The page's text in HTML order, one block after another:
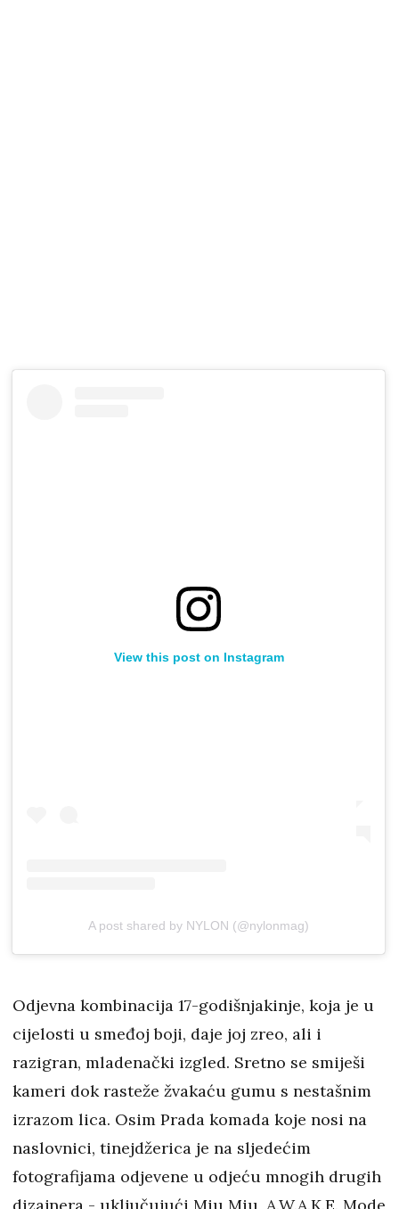
View this post on Instagram
A post shared by NYLON (@nylonmag)
Odjevna kombinacija 17-godišnjakinje, koja je u
cijelosti u smeđoj boji, daje joj zreo, ali i
razigran, mladenački izgled. Sretno se smiješi
kameri dok rasteže žvakaću gumu s nestašnim
izrazom lica. Osim Prada komada koje nosi na
naslovnici, tinejdžerica je na sljedećim
fotografijama odjevene u odjeću mnogih drugih